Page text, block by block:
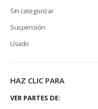
Sin categorizar
Suspensión
Usado
HAZ CLIC PARA
VER PARTES DE: